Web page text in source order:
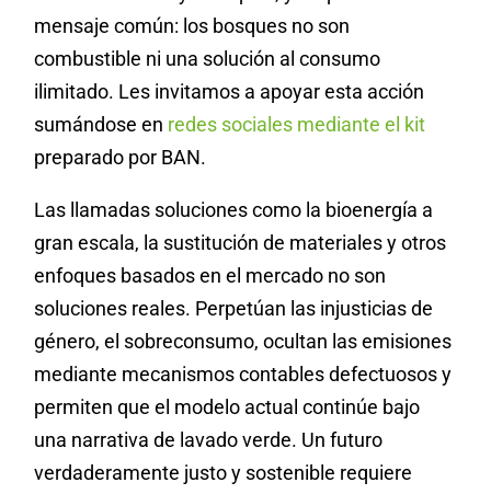
mensaje común: los bosques no son
combustible ni una solución al consumo
ilimitado. Les invitamos a apoyar esta acción
sumándose en redes sociales mediante el kit
preparado por BAN.
Las llamadas soluciones como la bioenergía a
gran escala, la sustitución de materiales y otros
enfoques basados en el mercado no son
soluciones reales. Perpetúan las injusticias de
género, el sobreconsumo, ocultan las emisiones
mediante mecanismos contables defectuosos y
permiten que el modelo actual continúe bajo
una narrativa de lavado verde. Un futuro
verdaderamente justo y sostenible requiere